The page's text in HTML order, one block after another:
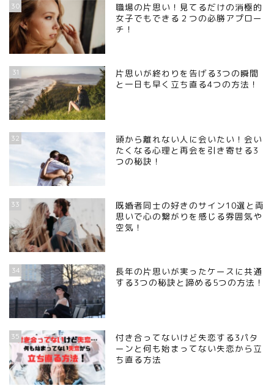
30
職場の片思い！見てるだけの消極的
女子でもできる２つの必勝アプロー
チ！
31
片思いが終わりを告げる3つの瞬間
と一日も早く立ち直る4つの方法！
32
頭から離れない人に会いたい！会い
たくなる心理と再会を引き寄せる3
つの秘訣！
33
既婚者同士の好きのサイン10選と両
思いで心の繋がりを感じる雰囲気や
空気！
34
長年の片思いが実ったケースに共通
する3つの秘訣と諦める5つの方法！
35
付き合ってないけど失恋する3パタ
ーンと何も始まってない失恋から立
ち直る方法